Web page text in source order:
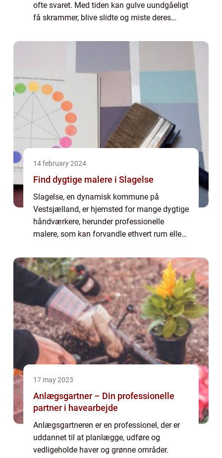
ofte svaret. Med tiden kan gulve uundgåeligt
få skrammer, blive slidte og miste deres
14 february 2024
Find dygtige malere i Slagelse
Slagelse, en dynamisk kommune på
Vestsjælland, er hjemsted for mange dygtige
håndværkere, herunder professionelle
malere, som kan forvandle ethvert rum eller
nogen hemmelighed, at et nyt lag maling
kan gøre ...
17 may 2023
Anlægsgartner – Din professionelle
partner i havearbejde
Anlægsgartneren er en professionel, der er
uddannet til at planlægge, udføre og
vedligeholde haver og grønne områder.